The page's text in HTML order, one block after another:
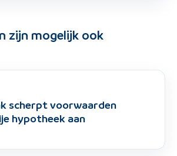
zijn mogelijk ook
scherpt voorwaarden
hypotheek aan